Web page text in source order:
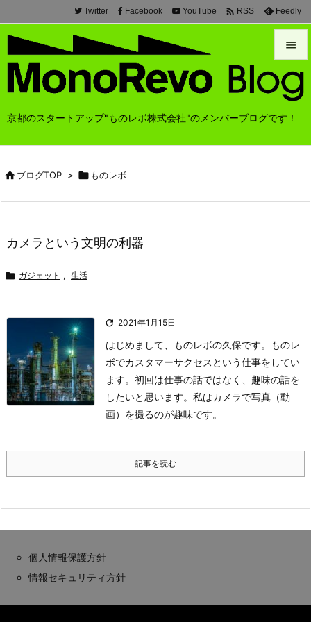
京都のスタートアップ"ものレボ株式会社"のメンバーブログです！


メニュ
前へ

Twitter Facebook YouTube  RSS Feedly
ブログTOP >  ものレボ
カメラという文明の利器
 ガジェット , 生活
 2021年1月15日
はじめまして、ものレボの久保です。
ものレ
ボでカスタマーサクセスという仕事をしてい
ます。 初回は仕事の話ではなく、趣味の話を
したいと思います。 私はカメラで写真（動
画）を撮るのが趣味です。
記事を読む
個人情報保護方針
情報セキュリティ方針